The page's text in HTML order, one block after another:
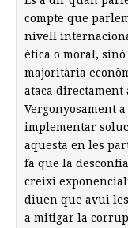
compte que
nivell
ètica o moral,
majoritària
ataca directament
Vergonyosament
implementar
aquesta en les
fa que la
creixi
diuen que avui
a mitigar la